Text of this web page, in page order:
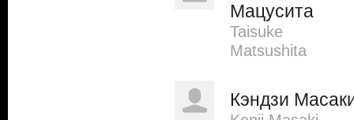
Мацусита
Taisuke
Matsushita
Кэндзи